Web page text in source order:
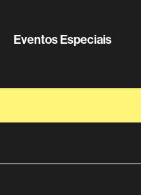
Eventos Especiais